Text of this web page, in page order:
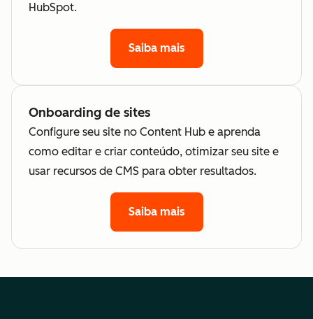
HubSpot.
Saiba mais
Onboarding de sites
Configure seu site no Content Hub e aprenda
como editar e criar conteúdo, otimizar seu site e
usar recursos de CMS para obter resultados.
Saiba mais